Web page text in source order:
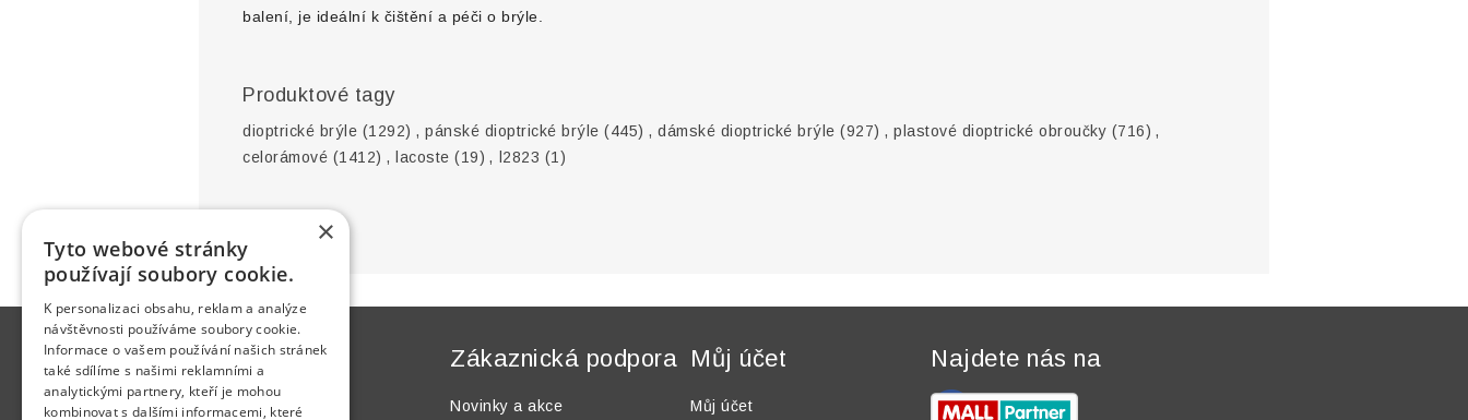
balení, je ideální k čištění a péči o brýle.
Produktové tagy
dioptrické brýle (1292) , pánské dioptrické brýle (445) , dámské dioptrické brýle (927) , plastové dioptrické obroučky (716) ,
celorámové (1412) , lacoste (19) , l2823 (1)
Informace
Mapa webu
Zákaznická podpora
Novinky a akce
Můj účet
Můj účet
Najdete nás na
×
Tyto webové stránky
používají soubory cookie.
K personalizaci obsahu, reklam a analýze
návštěvnosti používáme soubory cookie.
Informace o vašem používání našich stránek
také sdílíme s našimi reklamními a
analytickými partnery, kteří je mohou
kombinovat s dalšími informacemi, které